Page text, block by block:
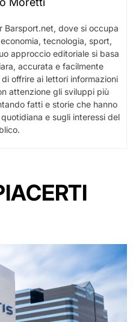
Barsport.net, dove si occupa
tecnologia, sport,
approccio editoriale si basa
accurata e facilmente
offrire ai lettori informazioni
attenzione gli sviluppi più
fatti e storie che hanno
e sugli interessi del